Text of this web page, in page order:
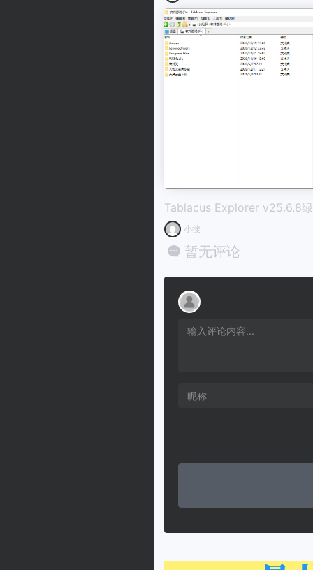
Tablacus Explorer v25.6.8
小搜
暂无评论